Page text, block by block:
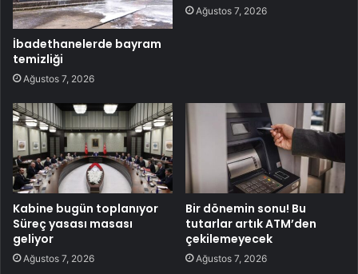
İbadethanelerde bayram
temizliği
Ağustos 7, 2026
Ağustos 7, 2026
Kabine bugün toplanıyor
Süreç yasası masası
geliyor
Ağustos 7, 2026
Bir dönemin sonu! Bu
tutarlar artık ATM’den
çekilemeyecek
Ağustos 7, 2026